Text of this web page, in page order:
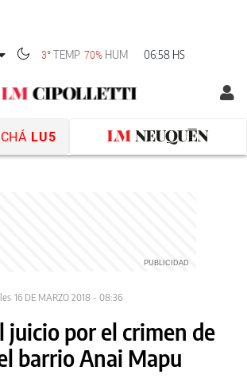
3°TEMP 70% HUM 06:58 HS
LU5
16 DE MARZO 2018 - 08:36
juicio por el crimen de
barrio Anai Mapu